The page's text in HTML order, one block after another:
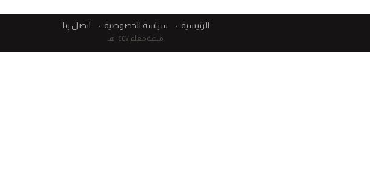
الرئيسية سياسة الخصوصية اتصل بنا
منصة معلم ١٤٤٧ هـ